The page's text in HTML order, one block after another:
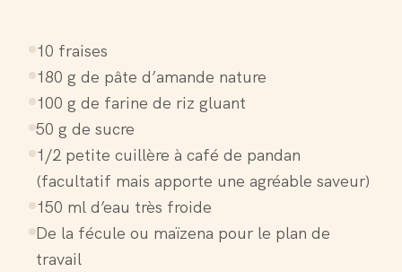
10 fraises
180 g de pâte d’amande nature
100 g de farine de riz gluant
50 g de sucre
1/2 petite cuillère à café de pandan
(facultatif mais apporte une agréable saveur)
150 ml d’eau très froide
De la fécule ou maïzena pour le plan de
travail